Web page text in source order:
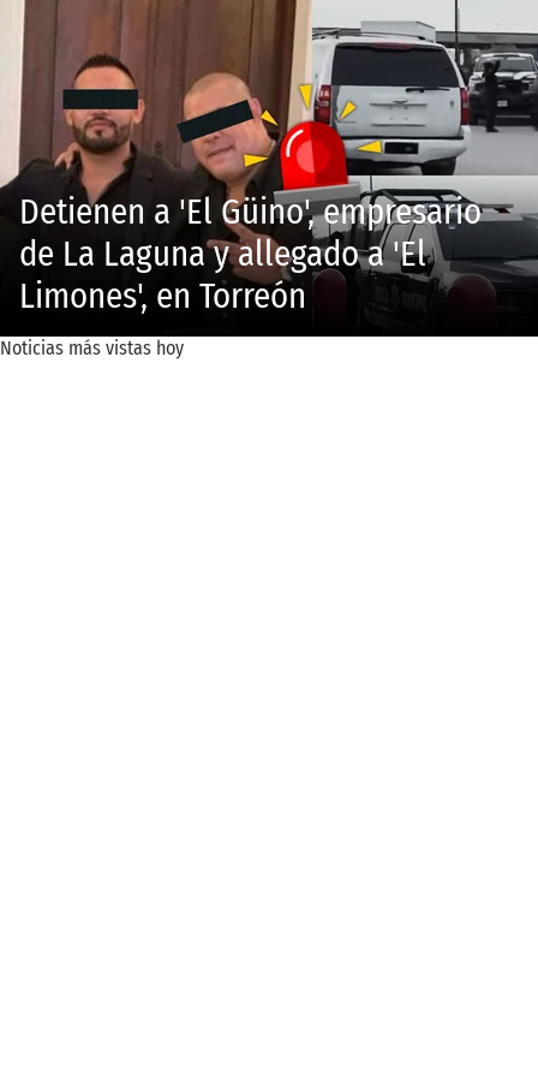
Detienen a 'El Güino', empresario
de La Laguna y allegado a 'El
Limones', en Torreón
Noticias más vistas hoy